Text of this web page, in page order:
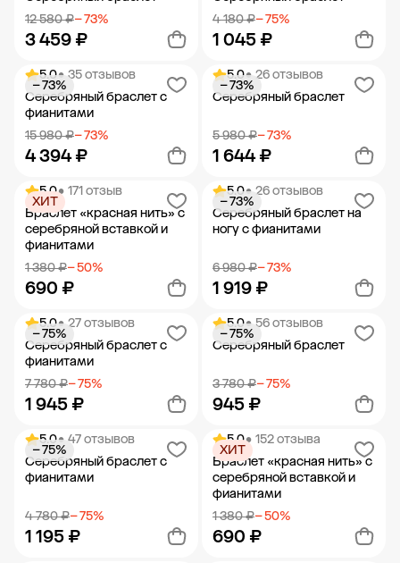
12 580 ₽− 73%
3 459 ₽
Добавить в корзину
4 180 ₽− 75%
1 045 ₽
Добавить в корзину
5.0• 35 отзывов
Серебряный браслет с
фианитами
15 980 ₽− 73%
4 394 ₽
− 73%
Добавить в корзину
5.0• 26 отзывов
Серебряный браслет
5 980 ₽− 73%
1 644 ₽
− 73%
Добавить в корзину
5.0• 171 отзыв
Браслет «красная нить» с
серебряной вставкой и
фианитами
1 380 ₽− 50%
690 ₽
ХИТ
Добавить в корзину
5.0• 26 отзывов
Серебряный браслет на
ногу с фианитами
6 980 ₽− 73%
1 919 ₽
− 73%
Добавить в корзину
5.0• 27 отзывов
Серебряный браслет с
фианитами
7 780 ₽− 75%
1 945 ₽
− 75%
Добавить в корзину
5.0• 56 отзывов
Серебряный браслет
3 780 ₽− 75%
945 ₽
− 75%
Добавить в корзину
5.0• 47 отзывов
Серебряный браслет с
фианитами
4 780 ₽− 75%
1 195 ₽
− 75%
5.0• 152 отзыва
Браслет «красная нить» с
серебряной вставкой и
фианитами
1 380 ₽− 50%
690 ₽
ХИТ